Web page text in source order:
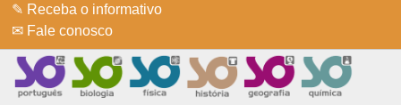
✎ Receba o informativo
✉ Fale conosco